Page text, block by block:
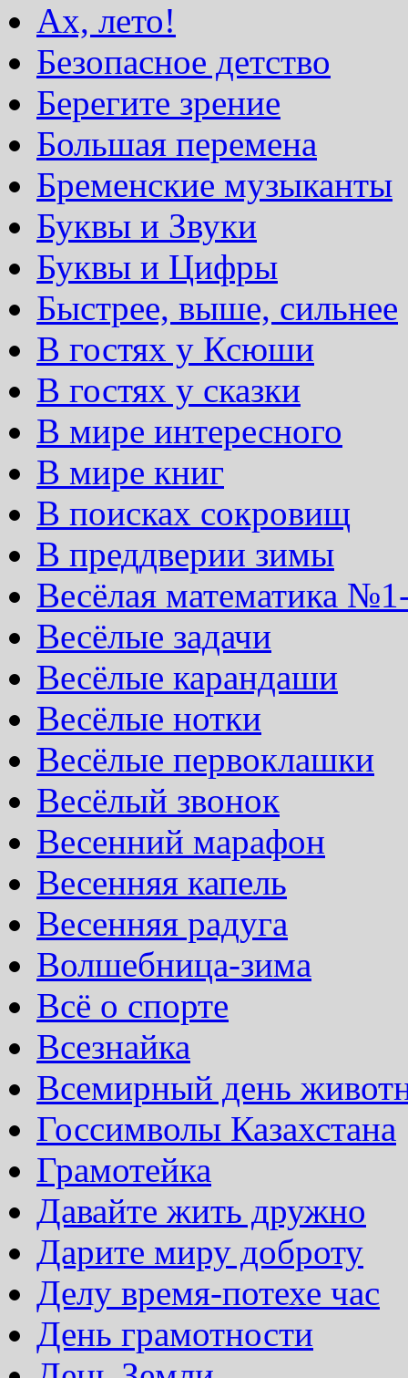
Ах, лето!
Безопасное детство
Берегите зрение
Большая перемена
Бременские музыканты
Буквы и Звуки
Буквы и Цифры
Быстрее, выше, сильнее
В гостях у Ксюши
В гостях у сказки
В мире интересного
В мире книг
В поисках сокровищ
В преддверии зимы
Весёлая математика
Весёлые задачи
Весёлые карандаши
Весёлые нотки
Весёлые первоклашки
Весёлый звонок
Весенний марафон
Весенняя капель
Весенняя радуга
Волшебница-зима
Всё о спорте
Всезнайка
Всемирный день
Госсимволы Казахстана
Грамотейка
Давайте жить дружно
Дарите миру доброту
Делу время-потехе час
День грамотности